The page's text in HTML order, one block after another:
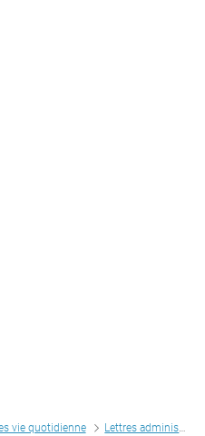
vie quotidienne Lettres administratives